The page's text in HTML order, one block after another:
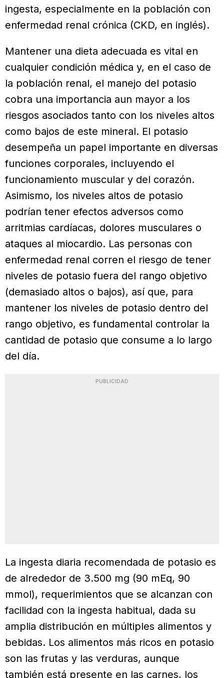
ingesta, especialmente en la población con
enfermedad renal crónica (CKD, en inglés).
Mantener una dieta adecuada es vital en
cualquier condición médica y, en el caso de
la población renal, el manejo del potasio
cobra una importancia aun mayor a los
riesgos asociados tanto con los niveles altos
como bajos de este mineral. El potasio
desempeña un papel importante en diversas
funciones corporales, incluyendo el
funcionamiento muscular y del corazón.
Asimismo, los niveles altos de potasio
podrían tener efectos adversos como
arritmias cardíacas, dolores musculares o
ataques al miocardio. Las personas con
enfermedad renal corren el riesgo de tener
niveles de potasio fuera del rango objetivo
(demasiado altos o bajos), así que, para
mantener los niveles de potasio dentro del
rango objetivo, es fundamental controlar la
cantidad de potasio que consume a lo largo
del día.
PUBLICIDAD
La ingesta diaria recomendada de potasio es
de alrededor de 3.500 mg (90 mEq, 90
mmol), requerimientos que se alcanzan con
facilidad con la ingesta habitual, dada su
amplia distribución en múltiples alimentos y
bebidas. Los alimentos más ricos en potasio
son las frutas y las verduras, aunque
también está presente en las carnes, los